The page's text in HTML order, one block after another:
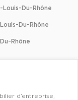
Du-Rhône
Du-Rhône
Rhône
d’entreprise,